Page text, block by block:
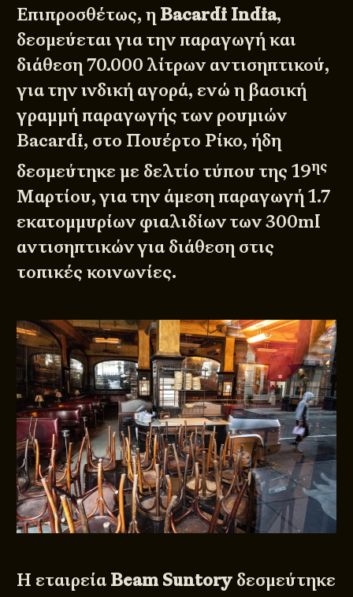
Επιπροσθέτως, η Bacardi India,
δεσμεύεταιγια την παραγωγή και
διάθεση 70.000 λίτρων αντισηπτικού,
για την ινδική αγορά, ενώ η βασική
γραμμή παραγωγής των ρουμιών
Bacardi, στο Πουέρτο Ρίκο, ήδη
δεσμεύτηκε με δελτίο τύπου της 19ης
Μαρτίου, για την άμεση παραγωγή 1.7
εκατομμυρίων φιαλιδίων των 300ml
αντισηπτικών για διάθεση στις
τοπικές κοινωνίες.
Η εταιρεία Beam Suntory δεσμεύτηκε